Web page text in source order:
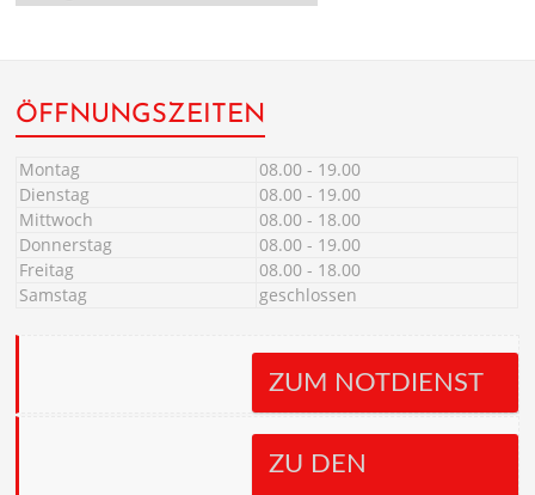
ÖFFNUNGSZEITEN
Montag
08.00 - 19.00
Dienstag
08.00 - 19.00
Mittwoch
08.00 - 18.00
Donnerstag
08.00 - 19.00
Freitag
08.00 - 18.00
Samstag
geschlossen
ZUM NOTDIENST
ZU DEN